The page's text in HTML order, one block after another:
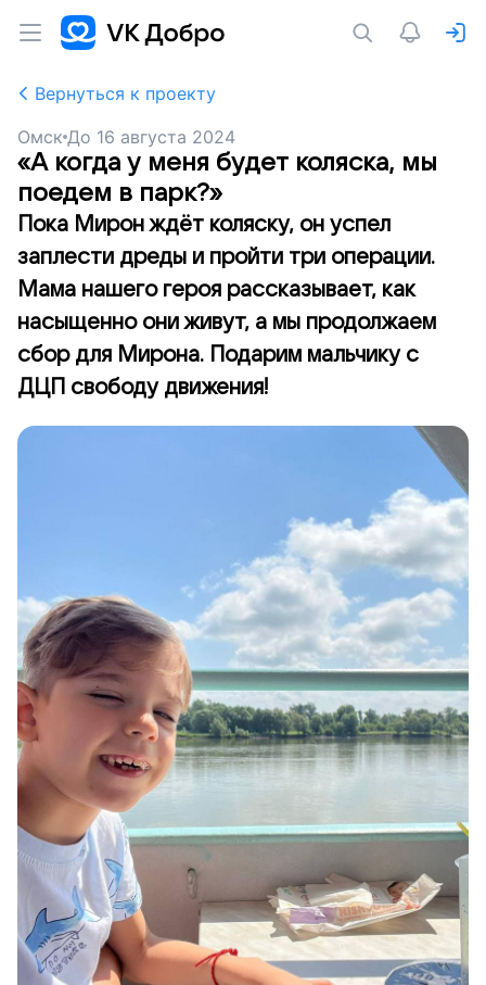
Вернуться к проекту
Омск До 16 августа 2024
«А когда у меня будет коляска, мы
поедем в парк?»
Пока Мирон ждёт коляску, он успел
заплести дреды и пройти три операции.
Мама нашего героя рассказывает, как
насыщенно они живут, а мы продолжаем
сбор для Мирона. Подарим мальчику с
ДЦП свободу движения!